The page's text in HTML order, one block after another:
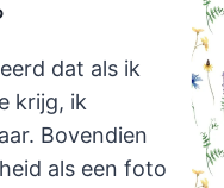
dat als ik
krijg, ik
Bovendien
als een foto